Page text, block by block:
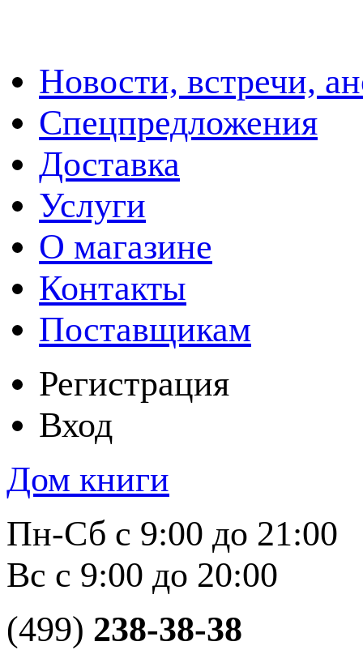
Новости, встречи,
Спецпредложения
Доставка
Услуги
О магазине
Контакты
Поставщикам
Регистрация
Вход
Дом книги
Пн-Сб с 9:00 до 21:00
Вс с 9:00 до 20:00
(499) 238-38-38